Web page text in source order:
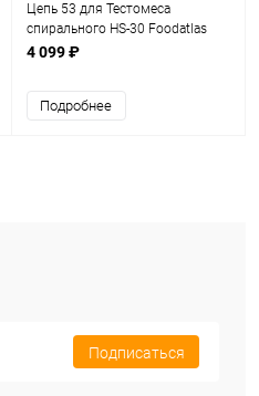
Цепь 53 для Тестомеса
спирального HS-30 Foodatlas
Eco
4 099 ₽
Подробнее
Подписаться